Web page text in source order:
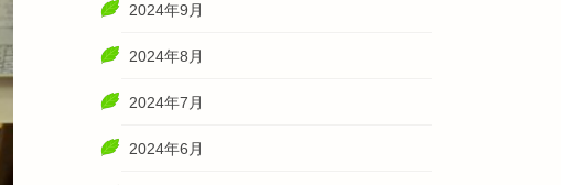
2024年9月
2024年8月
2024年7月
2024年6月